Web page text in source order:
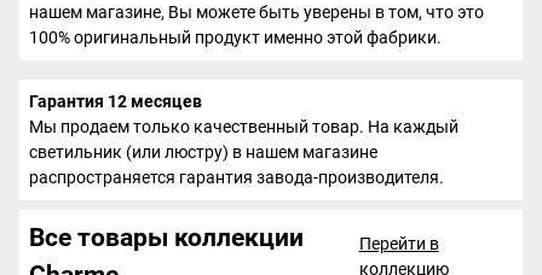
нашем магазине, Вы можете быть уверены в том, что это
100% оригинальный продукт именно этой фабрики.
Гарантия 12 месяцев
Мы продаем только качественный товар. На каждый
светильник (или люстру) в нашем магазине
распространяется гарантия завода-производителя.
Все товары коллекции
Перейти в
коллекцию